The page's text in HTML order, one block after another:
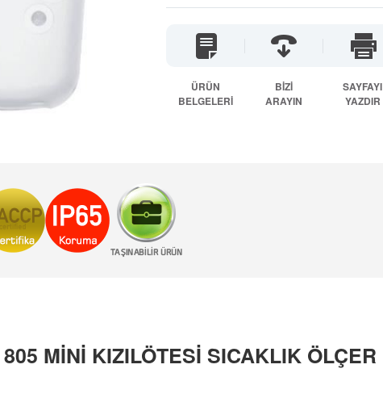
ÜRÜN
BELGELERİ
BİZİ
ARAYIN
SAYFAYI
YAZDIR
MİNİ KIZILÖTESİ SICAKLIK ÖLÇER